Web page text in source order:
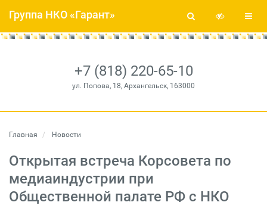
+7 (818) 220-65-10
ул. Попова, 18, Архангельск, 163000
Группа НКО «Гарант»
Главная Новости
Открытая встреча Корсовета по
медиаиндустрии при
Общественной палате РФ с НКО